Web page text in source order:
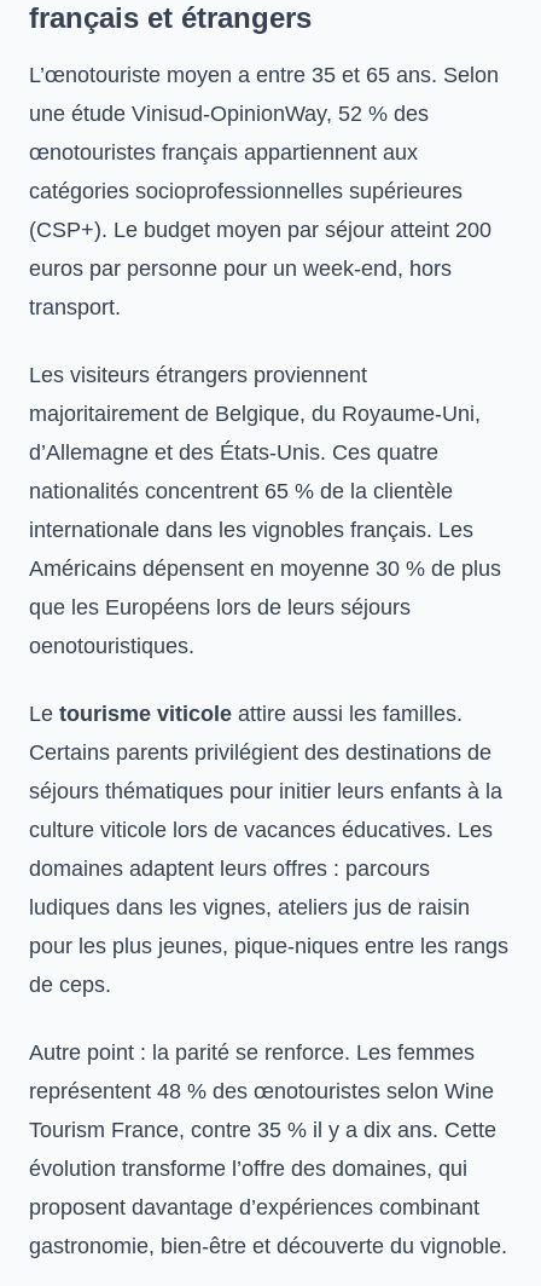
français et étrangers
L’œnotouriste moyen a entre 35 et 65 ans. Selon
une étude Vinisud-OpinionWay, 52 % des
œnotouristes français appartiennent aux
catégories socioprofessionnelles supérieures
(CSP+). Le budget moyen par séjour atteint 200
euros par personne pour un week-end, hors
transport.
Les visiteurs étrangers proviennent
majoritairement de Belgique, du Royaume-Uni,
d’Allemagne et des États-Unis. Ces quatre
nationalités concentrent 65 % de la clientèle
internationale dans les vignobles français. Les
Américains dépensent en moyenne 30 % de plus
que les Européens lors de leurs séjours
oenotouristiques.
Le tourisme viticole attire aussi les familles.
Certains parents privilégient des destinations de
séjours thématiques pour initier leurs enfants à la
culture viticole lors de vacances éducatives. Les
domaines adaptent leurs offres : parcours
ludiques dans les vignes, ateliers jus de raisin
pour les plus jeunes, pique-niques entre les rangs
de ceps.
Autre point : la parité se renforce. Les femmes
représentent 48 % des œnotouristes selon Wine
Tourism France, contre 35 % il y a dix ans. Cette
évolution transforme l’offre des domaines, qui
proposent davantage d’expériences combinant
gastronomie, bien-être et découverte du vignoble.